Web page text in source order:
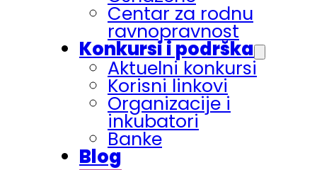
Centar za rodnu
ravnopravnost
Konkursi i podrška
Aktuelni konkursi
Korisni linkovi
Organizacije i
inkubatori
Banke
Blog